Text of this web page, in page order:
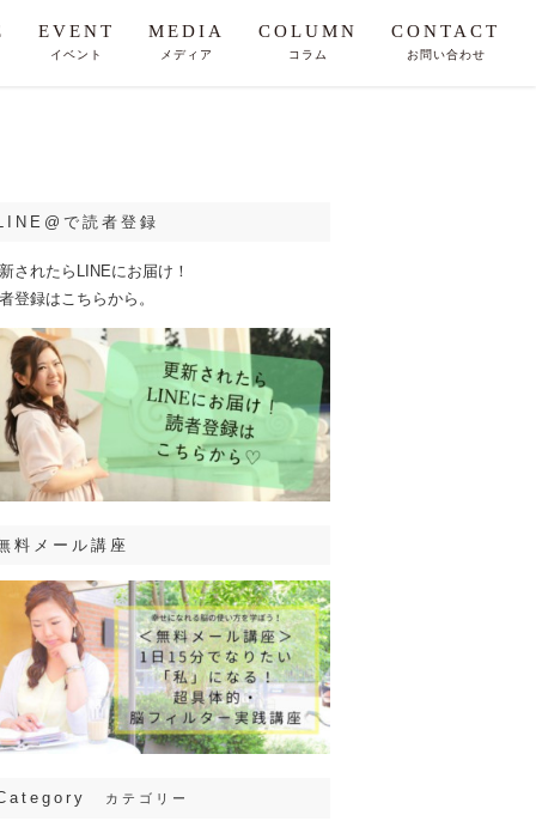
EVENT
イベント
MEDIA
メディア
COLUMN
コラム
CONTACT
お問い合わせ
で読者登録
されたらLINEにお届け！
登録はこちらから。
料メール講座
カテゴリー